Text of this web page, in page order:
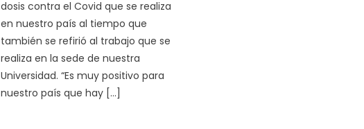
dosis contra el Covid que se realiza
en nuestro país al tiempo que
también se refirió al trabajo que se
realiza en la sede de nuestra
Universidad. “Es muy positivo para
nuestro país que hay […]